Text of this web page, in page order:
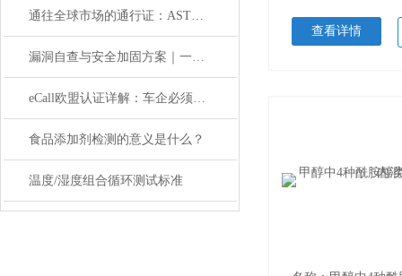
通往全球市场的通行证：ASTM D6055合规性测试指南
漏洞自查与安全加固方案｜一站式对接等保测评服务
eCall欧盟认证详解：车企必须通过的测试项目
食品添加剂检测的意义是什么？
温度/湿度组合循环测试标准
查看详情